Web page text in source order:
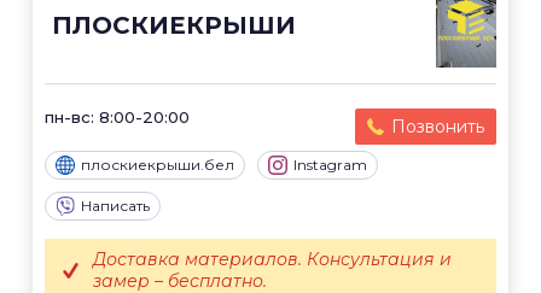
ПЛОСКИЕКРЫШИ
пн-вс: 8:00-20:00 Позвонить
плоскиекрыши.бел Instagram
Написать
Доставка материалов. Консультация и
замер – бесплатно.